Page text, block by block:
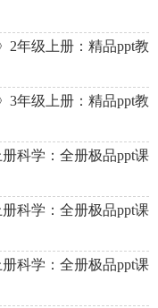
2年级上册：精品ppt教
3年级上册：精品ppt教
科学：全册极品ppt课
科学：全册极品ppt课
科学：全册极品ppt课